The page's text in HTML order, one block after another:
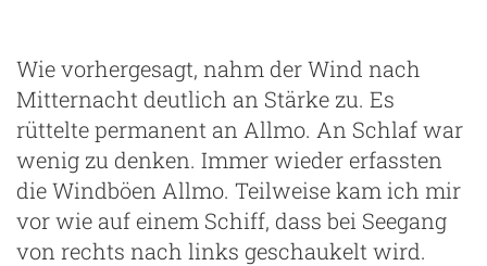
Wie vorhergesagt, nahm der Wind nach
Mitternacht deutlich an Stärke zu. Es
rüttelte permanent an Allmo. An Schlaf war
wenig zu denken. Immer wieder erfassten
die Windböen Allmo. Teilweise kam ich mir
vor wie auf einem Schiff, dass bei Seegang
von rechts nach links geschaukelt wird.